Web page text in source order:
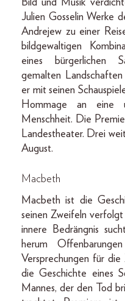
Bild und Musik
Julien Gosselin Werke
Andrejew zu einer
bildgewaltigen
eines bürgerlichen
gemalten
er mit seinen
Hommage an eine
Menschheit. Die
Landestheater. Drei
August.
Macbeth
Macbeth ist die
seinen Zweifeln
innere Bedrängnis
herum
Versprechungen für
die Geschichte eines
Mannes, der den Tod